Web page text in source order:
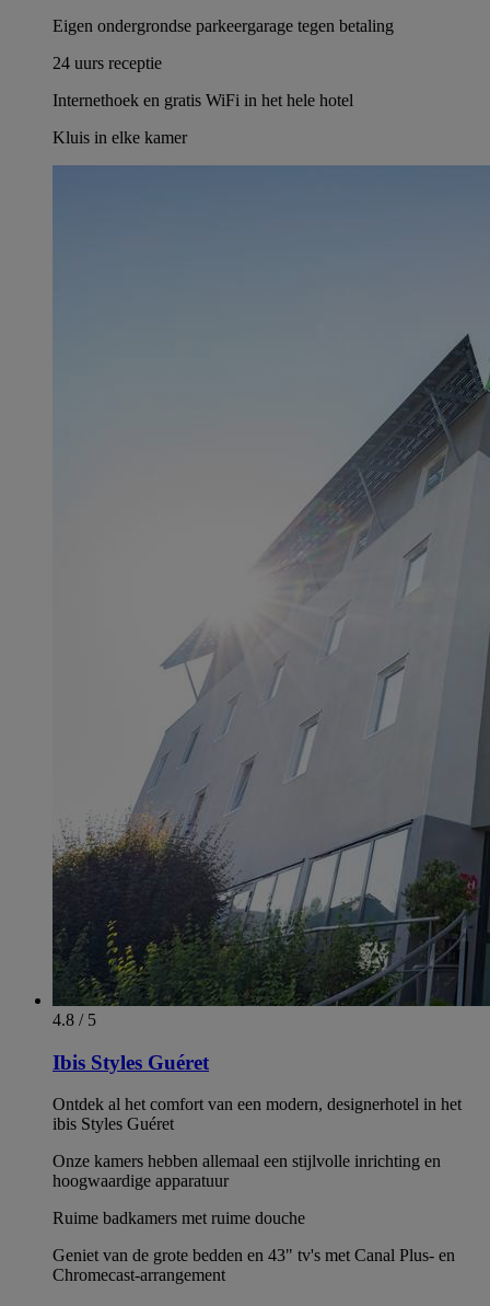
Eigen ondergrondse parkeergarage tegen betaling
24 uurs receptie
Internethoek en gratis WiFi in het hele hotel
Kluis in elke kamer
4.8 / 5
Ibis Styles Guéret
Ontdek al het comfort van een modern, designerhotel in het
ibis Styles Guéret
Onze kamers hebben allemaal een stijlvolle inrichting en
hoogwaardige apparatuur
Ruime badkamers met ruime douche
Geniet van de grote bedden en 43" tv's met Canal Plus- en
Chromecast-arrangement